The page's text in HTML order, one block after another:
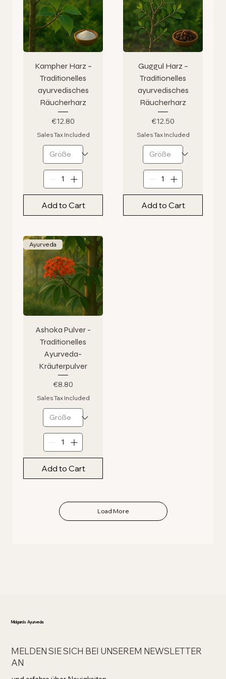
Kampher Harz –
Traditionelles
ayurvedisches
Räucherharz
Price
€12.80
Sales Tax Included
Add to Cart
Guggul Harz –
Traditionelles
ayurvedisches
Räucherharz
Price
€12.50
Sales Tax Included
Add to Cart
Ayurveda
Ashoka Pulver -
Traditionelles
Ayurveda-
Kräuterpulver
Price
€8.80
Sales Tax Included
Add to Cart
Load More
Midgards Ayurveda
MELDEN SIE SICH BEI UNSEREM NEWSLETTER
AN